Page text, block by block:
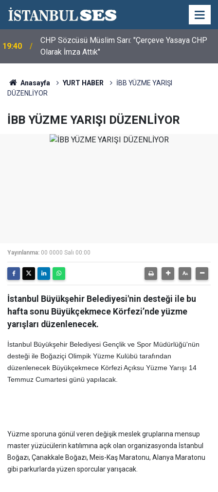
19:40
CHP Sözcüsü Müslim Sarı: "Çerçeve Yasaya CHP
Olarak İmza Attık"
Anasayfa YURT HABER
İBB YÜZME YARIŞI
DÜZENLİYOR
İBB YÜZME YARIŞI DÜZENLİYOR
Yayınlanma: 00 0000 Salı 00:00
İstanbul Büyükşehir Belediyesi'nin desteği ile bu
hafta sonu Büyükçekmece Körfezi’nde yüzme
yarışları düzenlenecek.
İstanbul Büyükşehir Belediyesi Gençlik ve Spor Müdürlüğü'nün
desteği ile Boğaziçi Olimpik Yüzme Kulübü tarafından
düzenlenecek Büyükçekmece Körfezi Açıksu Yüzme Yarışı 14
Temmuz Cumartesi günü yapılacak.
Yüzme sporuna gönül veren değişik meslek gruplarına mensup
master yüzücülerin katılımına açık olan organizasyonda İstanbul
Boğazı, Çanakkale Boğazı, Meis-Kaş Maratonu, Alanya Maratonu
gibi parkurlarda yüzen sporcular yarışacak.